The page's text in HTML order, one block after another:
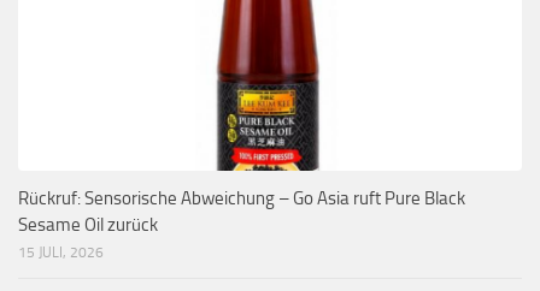
Rückruf: Sensorische Abweichung – Go Asia ruft Pure Black
Sesame Oil zurück
15 JULI, 2026